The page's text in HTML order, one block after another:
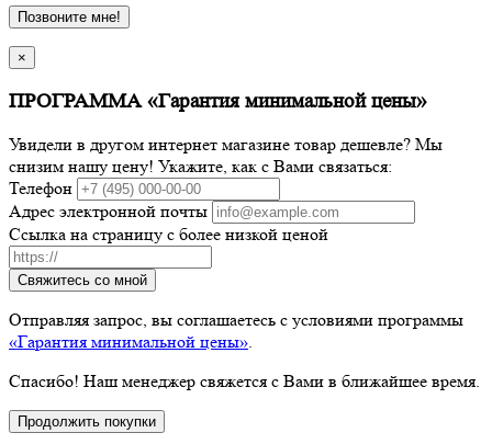
Позвоните мне!
×
ПРОГРАММА «Гарантия минимальной цены»
Увидели в другом интернет магазине товар дешевле? Мы
снизим нашу цену! Укажите, как с Вами связаться:
Телефон
Адрес электронной почты
Ссылка на страницу с более низкой ценой
Свяжитесь со мной
Отправляя запрос, вы соглашаетесь с условиями программы
«Гарантия минимальной цены».
Спасибо! Наш менеджер свяжется с Вами в ближайшее время.
Продолжить покупки